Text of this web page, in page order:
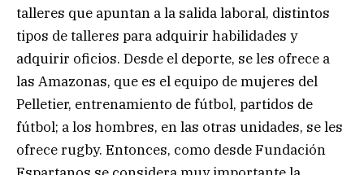
talleres que apuntan a la salida laboral, distintos
tipos de talleres para adquirir habilidades y
adquirir oficios. Desde el deporte, se les ofrece a
las Amazonas, que es el equipo de mujeres del
Pelletier, entrenamiento de fútbol, partidos de
fútbol; a los hombres, en las otras unidades, se les
ofrece rugby. Entonces, como desde Fundación